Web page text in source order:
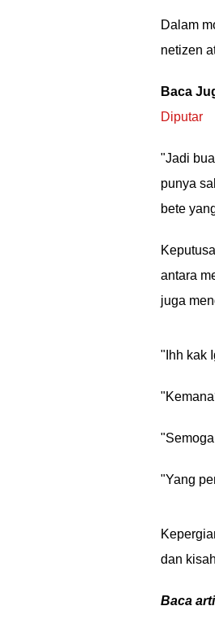
Dalam
netizen
Baca
Diputar
"Jadi
punya
bete
antara
juga
"Ihh kak
"Yang
dan
Baca